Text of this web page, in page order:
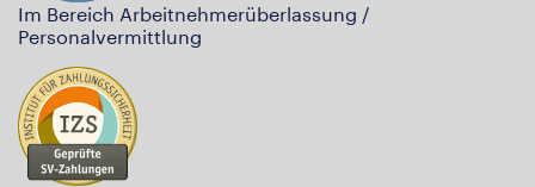
Im Bereich Arbeitnehmerüberlassung /
Personalvermittlung